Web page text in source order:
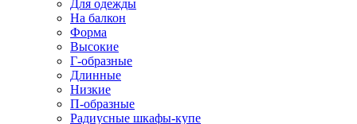
Для одежды
На балкон
Форма
Высокие
Г-образные
Длинные
Низкие
П-образные
Радиусные шкафы-купе